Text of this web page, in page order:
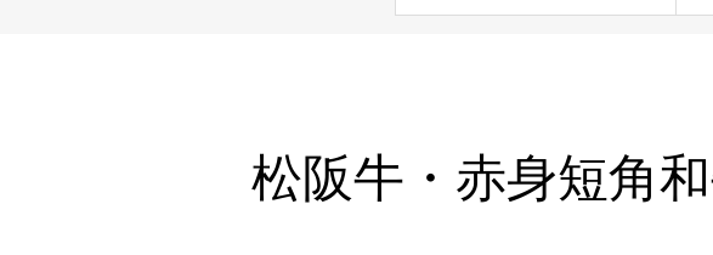
松阪牛・赤身短角